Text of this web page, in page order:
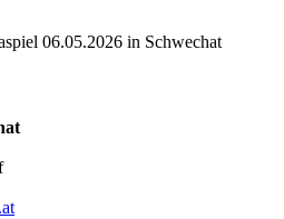
06.05.2026 in Schwechat